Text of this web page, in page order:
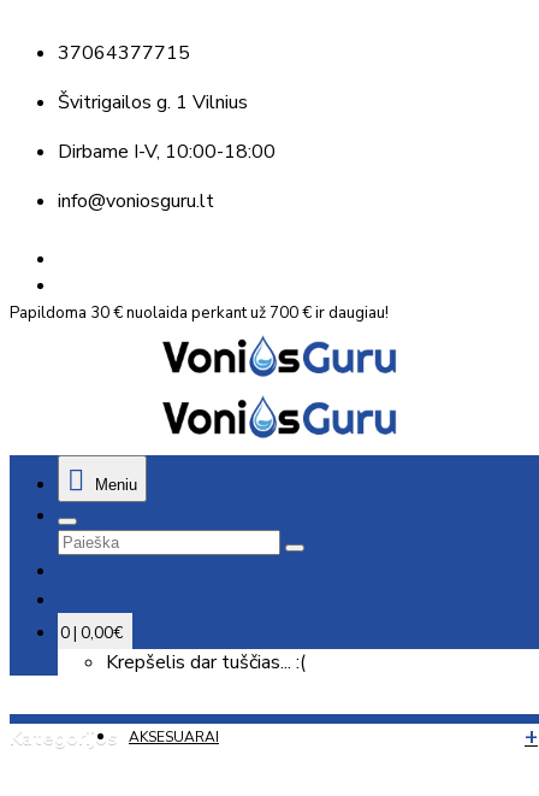
37064377715
Švitrigailos g. 1 Vilnius
Dirbame I-V, 10:00-18:00
info@voniosguru.lt
Papildoma 30 € nuolaida perkant už 700 € ir daugiau!
Meniu
0 | 0,00€
Krepšelis dar tuščias... :(
Kategorijos AKSESUARAI